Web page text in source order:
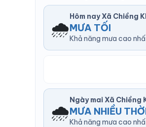
🌧️
Hôm nay Xã Chiềng
MƯA TỐI
Khả năng mưa cao
🌧️
Ngày mai Xã Chiềng
MƯA NHIỀU
Khả năng mưa cao